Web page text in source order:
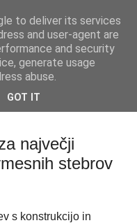
|
največji
stebrov
s konstrukcijo in
to deliver its services
and user-agent are
and security
generate usage
abuse.
GOT IT